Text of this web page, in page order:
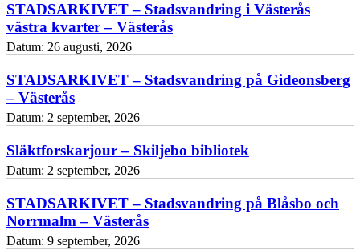
STADSARKIVET – Stadsvandring i Västerås
västra kvarter – Västerås
Datum: 26 augusti, 2026
STADSARKIVET – Stadsvandring på Gideonsberg
– Västerås
Datum: 2 september, 2026
Släktforskarjour – Skiljebo bibliotek
Datum: 2 september, 2026
STADSARKIVET – Stadsvandring på Blåsbo och
Norrmalm – Västerås
Datum: 9 september, 2026